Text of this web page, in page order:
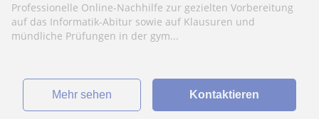
Professionelle Online-Nachhilfe zur gezielten Vorbereitung
auf das Informatik-Abitur sowie auf Klausuren und
mündliche Prüfungen in der gym...
Mehr sehen Kontaktieren